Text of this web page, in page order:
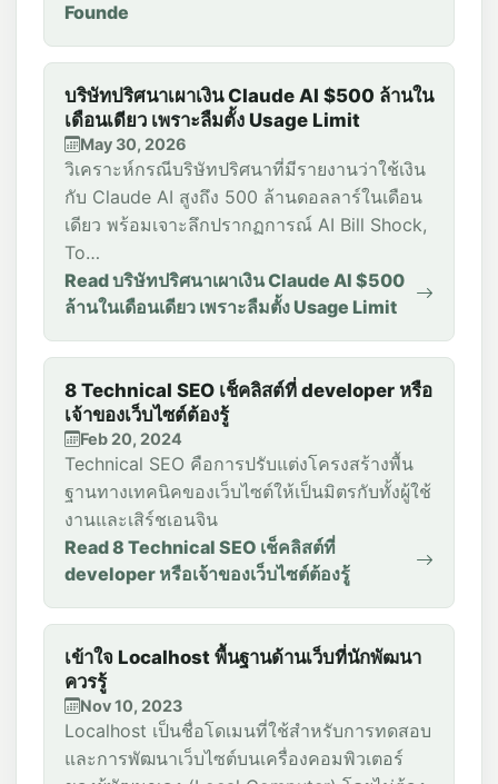
Founde
บริษัทปริศนาเผาเงิน Claude AI $500 ล้านใน
เดือนเดียว เพราะลืมตั้ง Usage Limit
May 30, 2026
วิเคราะห์กรณีบริษัทปริศนาที่มีรายงานว่าใช้เงิน
กับ Claude AI สูงถึง 500 ล้านดอลลาร์ในเดือน
เดียว พร้อมเจาะลึกปรากฏการณ์ AI Bill Shock,
To…
Read บริษัทปริศนาเผาเงิน Claude AI $500
ล้านในเดือนเดียว เพราะลืมตั้ง Usage Limit
8 Technical SEO เช็คลิสต์ที่ developer หรือ
เจ้าของเว็บไซต์ต้องรู้
Feb 20, 2024
Technical SEO คือการปรับแต่งโครงสร้างพื้น
ฐานทางเทคนิคของเว็บไซต์ให้เป็นมิตรกับทั้งผู้ใช้
งานและเสิร์ชเอนจิน
Read 8 Technical SEO เช็คลิสต์ที่
developer หรือเจ้าของเว็บไซต์ต้องรู้
เข้าใจ Localhost พื้นฐานด้านเว็บที่นักพัฒนา
ควรรู้
Nov 10, 2023
Localhost เป็นชื่อโดเมนที่ใช้สำหรับการทดสอบ
และการพัฒนาเว็บไซต์บนเครื่องคอมพิวเตอร์